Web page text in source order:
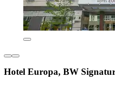
Hotel Europa, BW